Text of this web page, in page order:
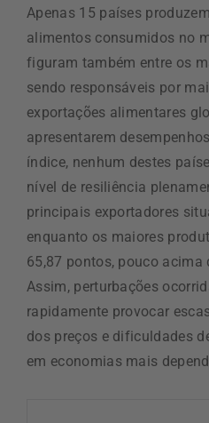
Apenas 15 países
alimentos consumidos no
figuram também entre os
sendo responsáveis por
exportações alimentares
apresentarem
índice, nenhum destes
nível de resiliência
principais exportadores
enquanto os maiores
65,87 pontos, pouco
Assim, perturbações
rapidamente provocar
dos preços e dificuldades
em economias mais